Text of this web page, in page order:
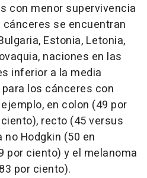
con menor supervivencia
se encuentran
Estonia, Letonia,
naciones en las
inferior a la media
los cánceres con
en colon (49 por
recto (45 versus
Hodgkin (50 en
por ciento) y el melanoma
por ciento).